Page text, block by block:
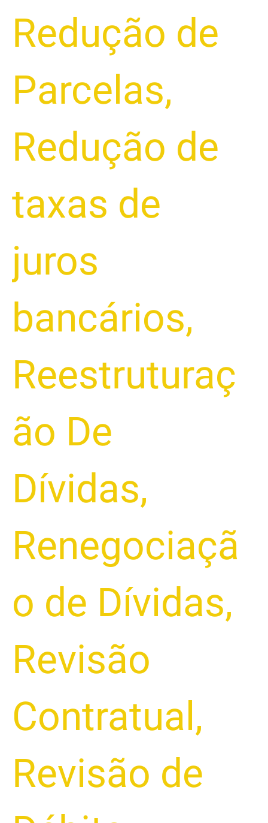
Redução de
Parcelas,
Redução de
taxas de
juros
bancários,
Reestruturaç
ão De
Dívidas,
Renegociaçã
o de Dívidas,
Revisão
Contratual ,
Revisão de